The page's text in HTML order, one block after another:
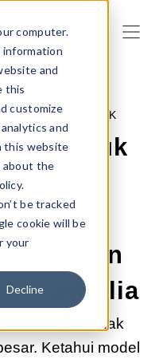
computer.
information
and
this
customize
and
this website
about the
be tracked
cookie will be
your
Decline
PRODUK
untuk
Merek
dan
di Australia
di Australia tidak
Ketahui model